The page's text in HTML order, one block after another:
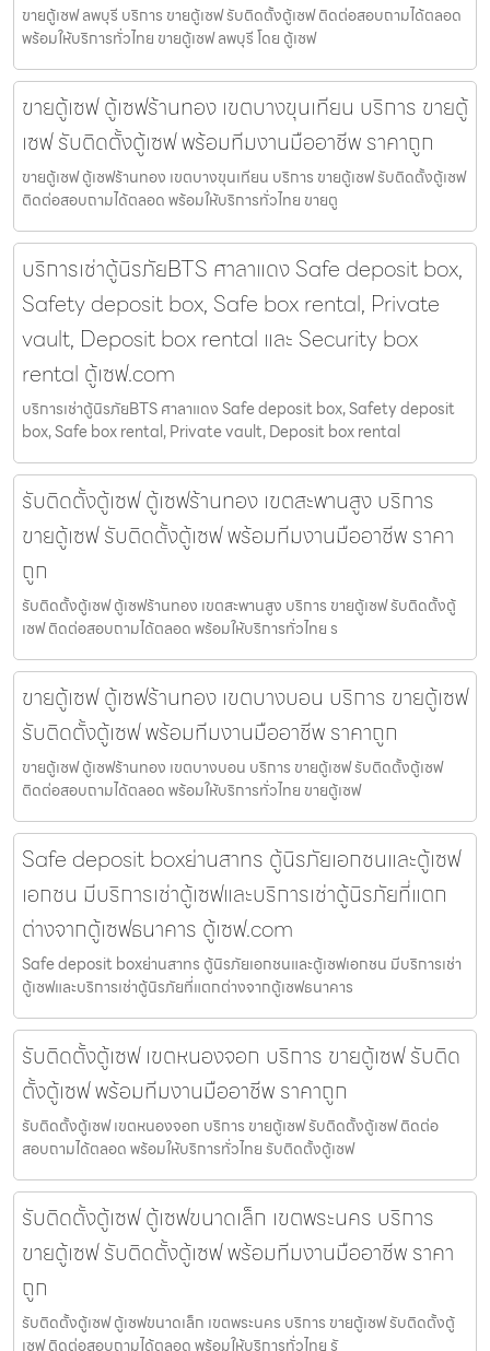
ขายตู้เซฟ ลพบุรี บริการ ขายตู้เซฟ รับติดตั้งตู้เซฟ ติดต่อสอบถามได้ตลอด
พร้อมให้บริการทั่วไทย ขายตู้เซฟ ลพบุรี โดย ตู้เซฟ
ขายตู้เซฟ ตู้เซฟร้านทอง เขตบางขุนเทียน บริการ ขายตู้
เซฟ รับติดตั้งตู้เซฟ พร้อมทีมงานมืออาชีพ ราคาถูก
ขายตู้เซฟ ตู้เซฟร้านทอง เขตบางขุนเทียน บริการ ขายตู้เซฟ รับติดตั้งตู้เซฟ
ติดต่อสอบถามได้ตลอด พร้อมให้บริการทั่วไทย ขายตู
บริการเช่าตู้นิรภัยBTS ศาลาแดง Safe deposit box,
Safety deposit box, Safe box rental, Private
vault, Deposit box rental และ Security box
rental ตู้เซฟ.com
บริการเช่าตู้นิรภัยBTS ศาลาแดง Safe deposit box, Safety deposit
box, Safe box rental, Private vault, Deposit box rental
รับติดตั้งตู้เซฟ ตู้เซฟร้านทอง เขตสะพานสูง บริการ
ขายตู้เซฟ รับติดตั้งตู้เซฟ พร้อมทีมงานมืออาชีพ ราคา
ถูก
รับติดตั้งตู้เซฟ ตู้เซฟร้านทอง เขตสะพานสูง บริการ ขายตู้เซฟ รับติดตั้งตู้
เซฟ ติดต่อสอบถามได้ตลอด พร้อมให้บริการทั่วไทย ร
ขายตู้เซฟ ตู้เซฟร้านทอง เขตบางบอน บริการ ขายตู้เซฟ
รับติดตั้งตู้เซฟ พร้อมทีมงานมืออาชีพ ราคาถูก
ขายตู้เซฟ ตู้เซฟร้านทอง เขตบางบอน บริการ ขายตู้เซฟ รับติดตั้งตู้เซฟ
ติดต่อสอบถามได้ตลอด พร้อมให้บริการทั่วไทย ขายตู้เซฟ
Safe deposit boxย่านสาทร ตู้นิรภัยเอกชนและตู้เซฟ
เอกชน มีบริการเช่าตู้เซฟและบริการเช่าตู้นิรภัยที่แตก
ต่างจากตู้เซฟธนาคาร ตู้เซฟ.com
Safe deposit boxย่านสาทร ตู้นิรภัยเอกชนและตู้เซฟเอกชน มีบริการเช่า
ตู้เซฟและบริการเช่าตู้นิรภัยที่แตกต่างจากตู้เซฟธนาคาร
รับติดตั้งตู้เซฟ เขตหนองจอก บริการ ขายตู้เซฟ รับติด
ตั้งตู้เซฟ พร้อมทีมงานมืออาชีพ ราคาถูก
รับติดตั้งตู้เซฟ เขตหนองจอก บริการ ขายตู้เซฟ รับติดตั้งตู้เซฟ ติดต่อ
สอบถามได้ตลอด พร้อมให้บริการทั่วไทย รับติดตั้งตู้เซฟ
รับติดตั้งตู้เซฟ ตู้เซฟขนาดเล็ก เขตพระนคร บริการ
ขายตู้เซฟ รับติดตั้งตู้เซฟ พร้อมทีมงานมืออาชีพ ราคา
ถูก
รับติดตั้งตู้เซฟ ตู้เซฟขนาดเล็ก เขตพระนคร บริการ ขายตู้เซฟ รับติดตั้งตู้
เซฟ ติดต่อสอบถามได้ตลอด พร้อมให้บริการทั่วไทย รั